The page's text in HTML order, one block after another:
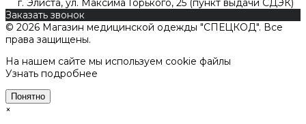
Заказать звонок
© 2026 Магазин медицинской одежды "СПЕЦКОД". Все
права защищены.
На нашем сайте мы используем cookie файлы
Узнать подробнее
Понятно
×